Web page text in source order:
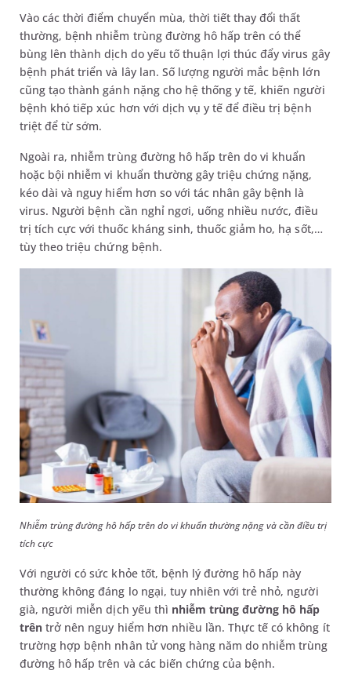
Vào các thời điểm chuyển mùa, thời tiết thay đổi thất
thường, bệnh nhiễm trùng đường hô hấp trên có thể
bùng lên thành dịch do yếu tố thuận lợi thúc đẩy virus gây
bệnh phát triển và lây lan. Số lượng người mắc bệnh lớn
cũng tạo thành gánh nặng cho hệ thống y tế, khiến người
bệnh khó tiếp xúc hơn với dịch vụ y tế để điều trị bệnh
triệt để từ sớm.
Ngoài ra, nhiễm trùng đường hô hấp trên do vi khuẩn
hoặc bội nhiễm vi khuẩn thường gây triệu chứng nặng,
kéo dài và nguy hiểm hơn so với tác nhân gây bệnh là
virus. Người bệnh cần nghỉ ngơi, uống nhiều nước, điều
trị tích cực với thuốc kháng sinh, thuốc giảm ho, hạ sốt,…
tùy theo triệu chứng bệnh.
Nhiễm trùng đường hô hấp trên do vi khuẩn thường nặng và cần điều trị
tích cực
Với người có sức khỏe tốt, bệnh lý đường hô hấp này
thường không đáng lo ngại, tuy nhiên với trẻ nhỏ, người
già, người miễn dịch yếu thì nhiễm trùng đường hô hấp
trêntrở nên nguy hiểm hơn nhiều lần. Thực tế có không ít
trường hợp bệnh nhân tử vong hàng năm do nhiễm trùng
đường hô hấp trên và các biến chứng của bệnh.